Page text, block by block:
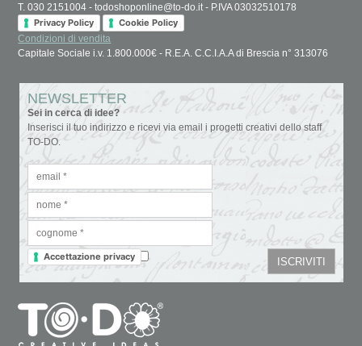
T. 030 2151004 - todoshoponline@to-do.it - P.IVA 03032510178
Privacy Policy
Cookie Policy
Condizioni di vendita
Capitale Sociale i.v. 1.800.000€ - R.E.A. C.C.I.A.A di Brescia n° 313076
NEWSLETTER
Sei in cerca di idee?
Inserisci il tuo indirizzo e ricevi via email i progetti creativi dello staff
TO-DO.
Accettazione privacy